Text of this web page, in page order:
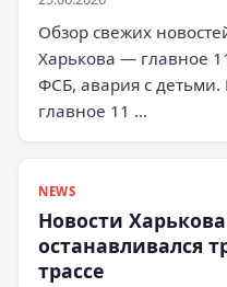
Обзор свежих
Харькова — главное
ФСБ, авария с
главное 11 …
NEWS
Новости
останавливался
трассе